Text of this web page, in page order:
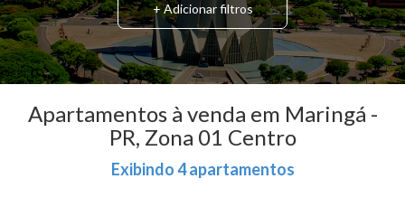
+ Adicionar filtros
Apartamentos à venda em Maringá -
PR, Zona 01 Centro
Exibindo 4 apartamentos